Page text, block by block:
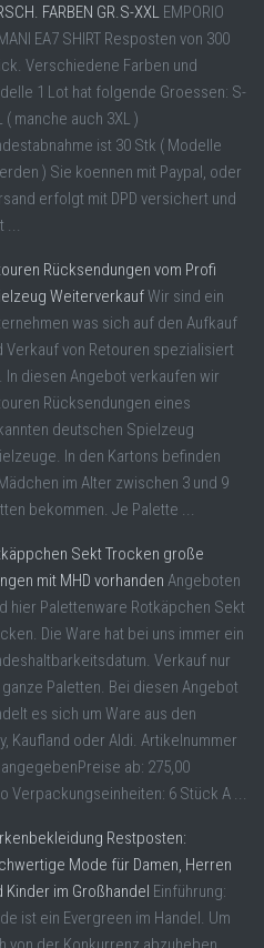
FARBEN GR.S-XXL EMPORIO
EA7 SHIRT Resposten von 300
Verschiedene Farben und
1 Lot hat folgende Groessen: S-
( manche auch 3XL )
ist 30 Stk ( Modelle
) Sie koennen mit Paypal, oder
erfolgt mit DPD versichert und
...
Rücksendungen vom Profi
WeiterverkaufWir sind ein
was sich auf den Aufkauf
Verkauf von Retouren spezialisiert
In diesen Angebot verkaufen wir
Rücksendungen eines
deutschen Spielzeug
In den Kartons befinden
im Alter zwischen 3 und 9
bekommen. Je Palette ...
Sekt Trocken große
mit MHD vorhanden Angeboten
hier Palettenware Rotkäpchen Sekt
Die Ware hat bei uns immer ein
Verkauf nur
ganze Paletten. Bei diesen Angebot
es sich um Ware aus den
Kaufland oder Aldi. Artikelnummer
ab: 275,00
Verpackungseinheiten: 6 Stück A ...
Restposten:
Mode für Damen, Herren
Kinder im Großhandel Einführung:
ist ein Evergreen im Handel. Um